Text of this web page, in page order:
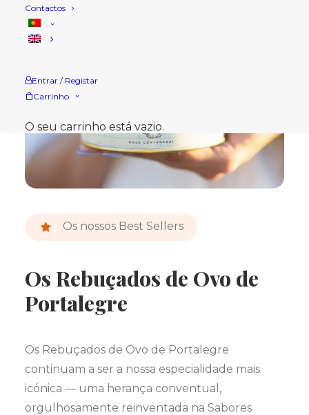
Contactos
Entrar / Registar
Carrinho
O seu carrinho está vazio.
Os nossos Best Sellers
Os Rebuçados de Ovo de
Portalegre
Os Rebuçados de Ovo de Portalegre
continuam a ser a nossa especialidade mais
icónica — uma herança conventual,
orgulhosamente reinventada na Sabores